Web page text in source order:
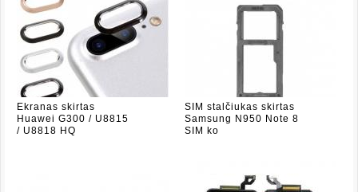
Ekranas skirtas
Huawei G300 / U8815
/ U8818 HQ
SIM stalčiukas skirtas
Samsung N950 Note 8
SIM ko